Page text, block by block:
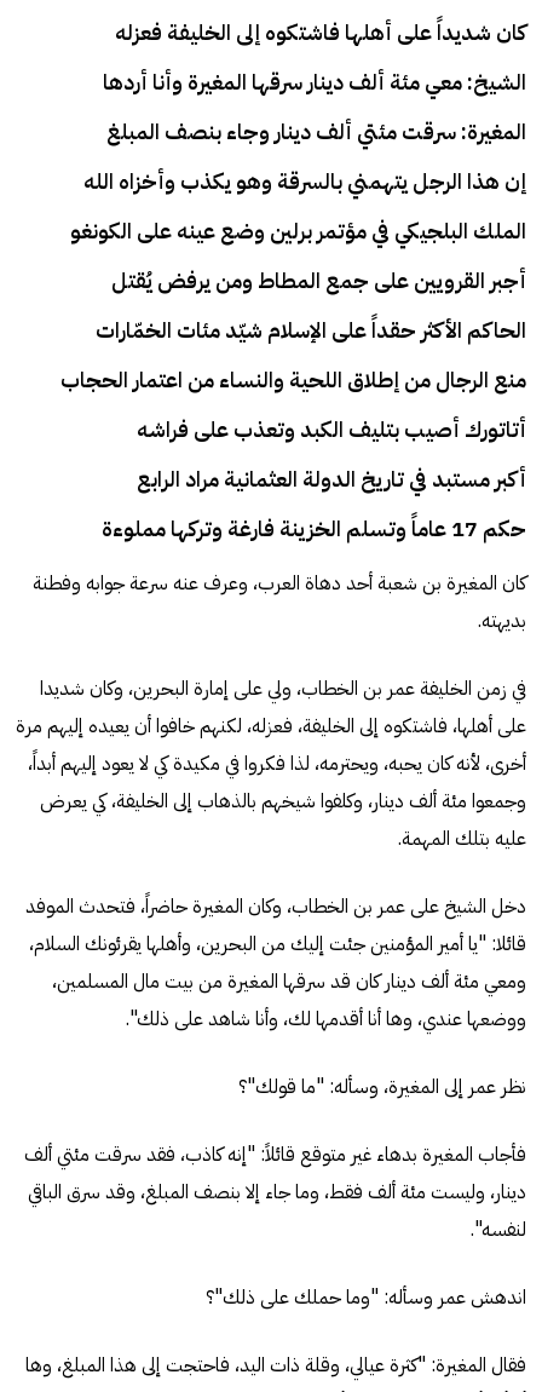
كان شديداً على أهلها فاشتكوه إلى الخليفة فعزله
الشيخ: معي مئة ألف دينار سرقها المغيرة وأنا أردها
المغيرة: سرقت مئتي ألف دينار وجاء بنصف المبلغ
إن هذا الرجل يتهمني بالسرقة وهو يكذب وأخزاه الله
الملك البلجيكي في مؤتمر برلين وضع عينه على الكونغو
أجبر القرويين على جمع المطاط ومن يرفض يُقتل
الحاكم الأكثر حقداً على الإسلام شيّد مئات الخمّارات
منع الرجال من إطلاق اللحية والنساء من اعتمار الحجاب
أتاتورك أصيب بتليف الكبد وتعذب على فراشه
أكبر مستبد في تاريخ الدولة العثمانية مراد الرابع
حكم 17 عاماً وتسلم الخزينة فارغة وتركها مملوءة
كان المغيرة بن شعبة أحد دهاة العرب، وعرف عنه سرعة جوابه وفطنة
بديهته.
في زمن الخليفة عمر بن الخطاب، ولي على إمارة البحرين، وكان شديدا
على أهلها، فاشتكوه إلى الخليفة، فعزله، لكنهم خافوا أن يعيده إليهم مرة
أخرى، لأنه كان يحبه، ويحترمه، لذا فكروا في مكيدة كي لا يعود إليهم أبداً،
وجمعوا مئة ألف دينار، وكلفوا شيخهم بالذهاب إلى الخليفة، كي يعرض
عليه بتلك المهمة.
دخل الشيخ على عمر بن الخطاب، وكان المغيرة حاضراً، فتحدث الموفد
قائلا: "يا أمير المؤمنين جئت إليك من البحرين، وأهلها يقرئونك السلام،
ومعي مئة ألف دينار كان قد سرقها المغيرة من بيت مال المسلمين،
ووضعها عندي، وها أنا أقدمها لك، وأنا شاهد على ذلك".
نظر عمر إلى المغيرة، وسأله: "ما قولك"؟
فأجاب المغيرة بدهاء غير متوقع قائلاً: "إنه كاذب، فقد سرقت مئتي ألف
دينار، وليست مئة ألف فقط، وما جاء إلا بنصف المبلغ، وقد سرق الباقي
لنفسه".
اندهش عمر وسأله: "وما حملك على ذلك"؟
فقال المغيرة: "كثرة عيالي، وقلة ذات اليد، فاحتجت إلى هذا المبلغ، وها